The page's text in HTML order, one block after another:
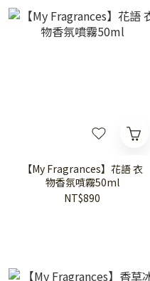
【My Fragrances】花語 衣
物香氛噴霧50ml
NT$890